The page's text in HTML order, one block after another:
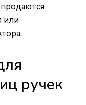
или
ручек